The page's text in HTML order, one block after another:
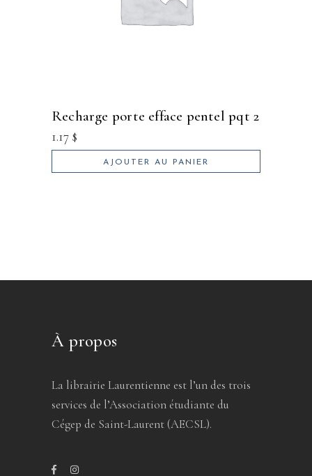
recharge porte efface pentel pqt 2
1.17 $
AJOUTER AU PANIER
À propos
La librairie Laurentienne est l’un des trois
services de l’Association étudiante du
Cégep de Saint-Laurent (AECSL).